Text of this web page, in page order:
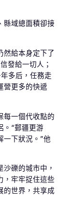
縣域總面積卻接
然給本身定下了
發給一切人；
多后，任務走
營更多的快遞
每一個代收點的
。“郵疆更游
一下狀況。”他
礫的城市中，
，牢牢捉住這些
的世界，共享成